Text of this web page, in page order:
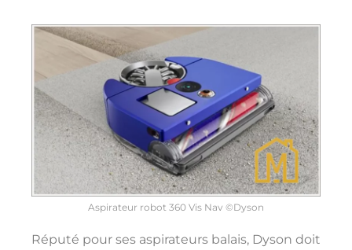
Aspirateur robot 360 Vis Nav ©Dyson
Réputé pour ses aspirateurs balais, Dyson doit